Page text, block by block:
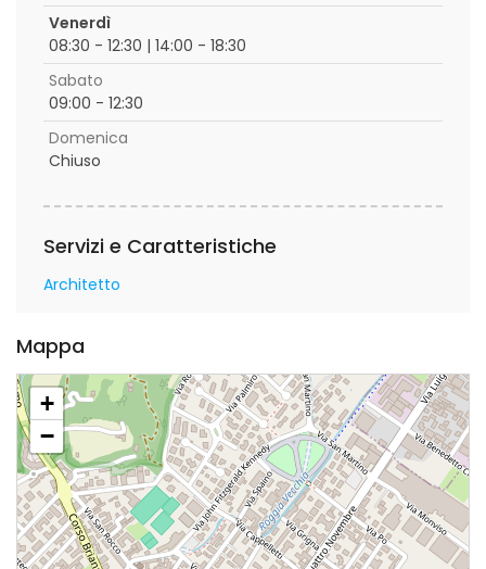
Venerdì
08:30 - 12:30 | 14:00 - 18:30
Sabato
09:00 - 12:30
Domenica
Chiuso
Servizi e Caratteristiche
Architetto
Mappa
+
−